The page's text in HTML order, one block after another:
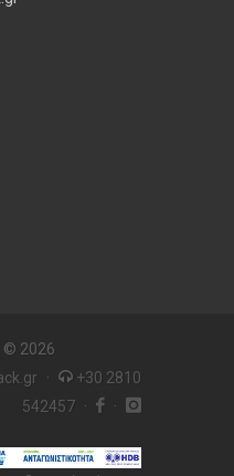
© 2026
·
+30 2810
542457 · ·